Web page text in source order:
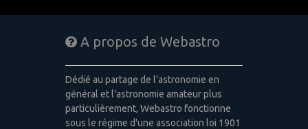
A propos de Webastro
Dédié au partage de l'astronomie en
général et l'astronomie amateur plus
particulièrement, Webastro fonctionne
sous le régime d'une association loi 1901